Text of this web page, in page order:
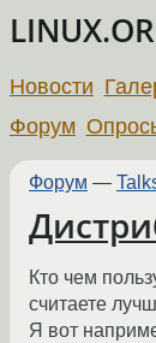
Новости
Форум
Форум —
Кто чем
считаете
Я вот